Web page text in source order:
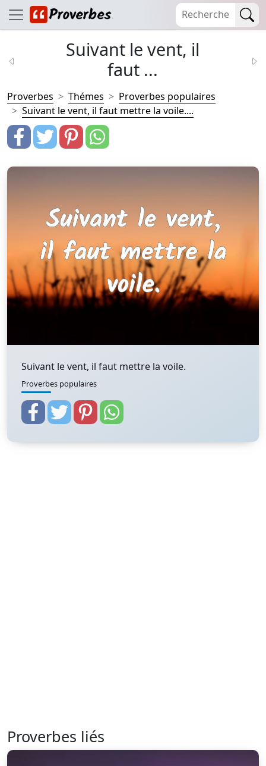
Suivant le vent, il
faut ...
Proverbes Thémes
Proverbes populaires
Suivant le vent, il faut mettre la voile....
Suivant le vent, il faut mettre la voile.
Proverbes populaires
Proverbes liés